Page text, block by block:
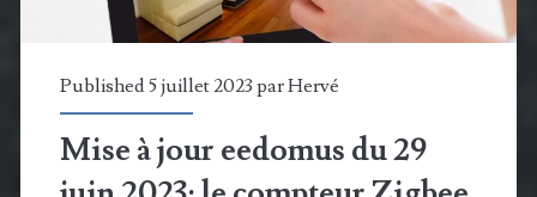
Published 5 juillet 2023 parHervé
Mise à jour eedomus du 29